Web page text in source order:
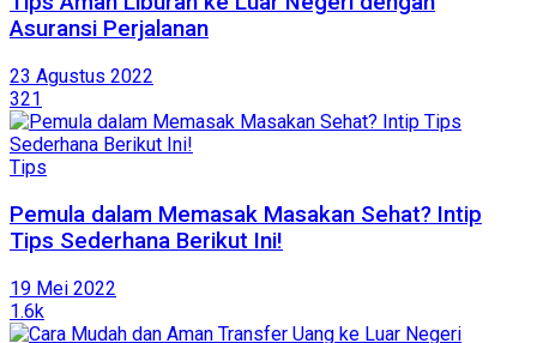
Asuransi Perjalanan
23 Agustus 2022
321
Tips
Pemula dalam Memasak Masakan Sehat? Intip
Tips Sederhana Berikut Ini!
19 Mei 2022
1.6k